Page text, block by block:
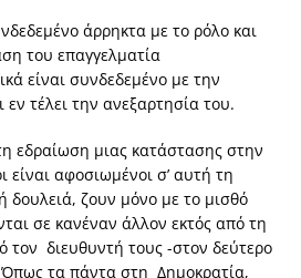
άρρηκτα με το ρόλο και
του επαγγελματία
είναι συνδεδεμένο με την
εν τέλει την ανεξαρτησία του.
εδραίωση μιας κατάστασης στην
είναι αφοσιωμένοι σ’ αυτή τη
δουλειά, ζουν μόνο με το μισθό
σε κανέναν άλλον εκτός από τη
τον διευθυντή τους -στον δεύτερο
Όπως τα πάντα στη Δημοκρατία,